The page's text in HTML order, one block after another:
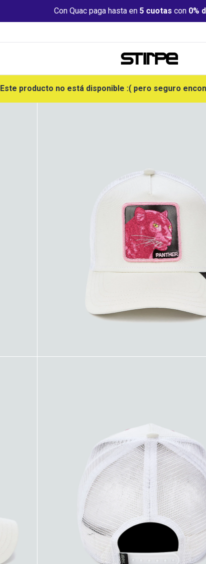
Con Quac paga hasta en 5 cuotas con 0%
Este producto no está disponible :( pero seguro